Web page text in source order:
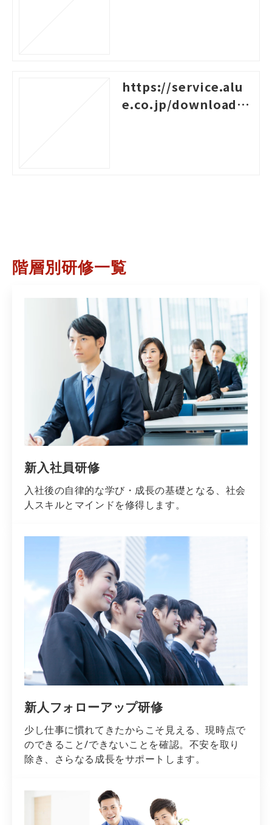
https://service.alu
e.co.jp/download/3
階層別研修一覧
新入社員研修
入社後の自律的な学び・成長の基礎となる、社会
人スキルとマインドを修得します。
新人フォローアップ研修
少し仕事に慣れてきたからこそ見える、現時点で
のできること/できないことを確認。不安を取り
除き、さらなる成長をサポートします。